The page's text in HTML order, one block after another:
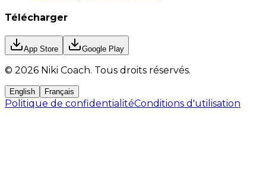
Télécharger
App Store Google Play
© 2026 Niki Coach. Tous droits réservés.
English Français
Politique de confidentialitéConditions d'utilisation